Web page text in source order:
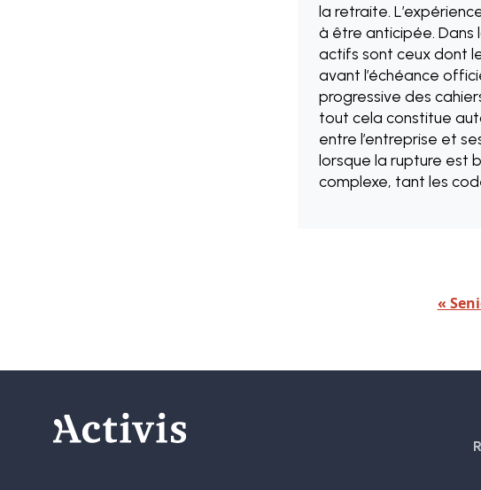
la retraite.
à être anticipée. Dans
actifs sont ceux dont
avant l’échéance
progressive des
tout cela constitue
entre l’entreprise et
lorsque la rupture est
complexe, tant les
«